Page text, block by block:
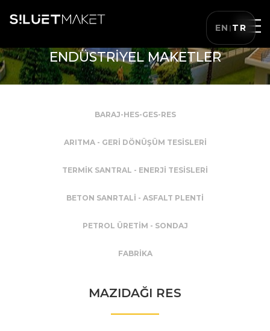
EN | TR
ENDÜSTRİYEL MAKETLER
BARAJ-HES-GES-RES
ARITMA - GERİ DÖNÜŞÜM TESİSLERİ
TERMİK SANTRAL - ENERJİ TESİSLERİ
BETON SANRTALİ - ASFALT PLENTİ
PETROL ÜRETİM - SONDAJ
FABRİKA
MAZIDAĞI RES